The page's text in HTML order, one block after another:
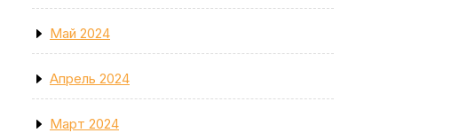
Май 2024
Апрель 2024
Март 2024